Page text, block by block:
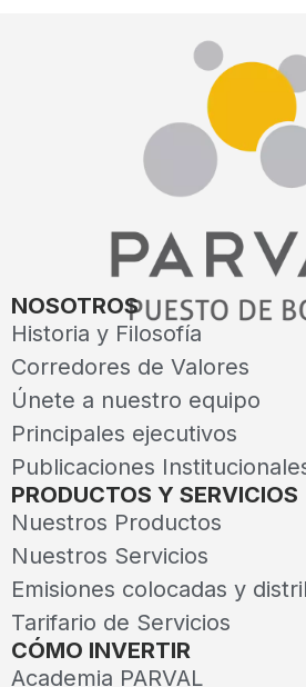
NOSOTROS
Historia y Filosofía
Corredores de Valores
Únete a nuestro equipo
Principales ejecutivos
Publicaciones
PRODUCTOS Y SERVICIOS
Nuestros Productos
Nuestros Servicios
Emisiones colocadas y
Tarifario de Servicios
CÓMO INVERTIR
Academia PARVAL